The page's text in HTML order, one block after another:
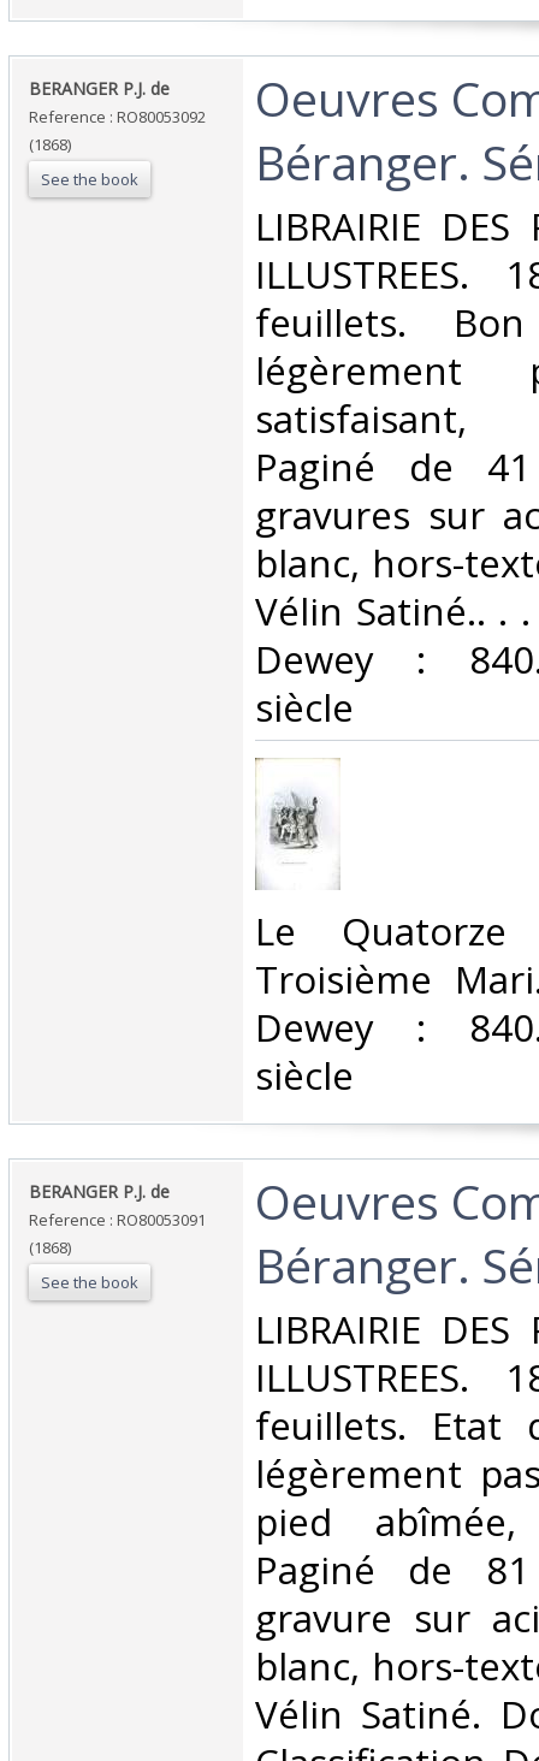
‎BERANGER P.J. de‎
Reference : RO80053092
(1868)
See the book
‎Oeuvres
Béranger.
‎LIBRAIRIE DES
feuillets.
légèrement
Paginé de
gravures sur
blanc, hors-
Vélin Satiné.. .
Dewey :
siècle‎
‎Le
Troisième
Dewey :
siècle‎
‎BERANGER P.J. de‎
Reference : RO80053091
(1868)
See the book
‎Oeuvres
Béranger.
‎LIBRAIRIE DES
feuillets. Etat
légèrement
pied
Paginé de
gravure sur
blanc, hors-
Vélin Satiné.